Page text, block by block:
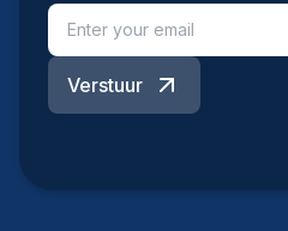
Verstuur